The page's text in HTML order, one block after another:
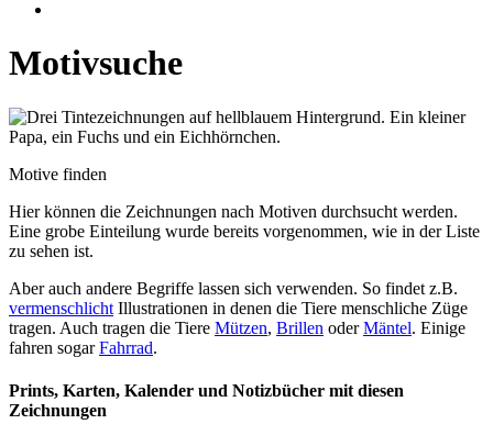
Motivsuche
Motive finden
Hier können die Zeichnungen nach Motiven durchsucht werden.
Eine grobe Einteilung wurde bereits vorgenommen, wie in der Liste
zu sehen ist.
Aber auch andere Begriffe lassen sich verwenden. So findet z.B.
vermenschlicht Illustrationen in denen die Tiere menschliche Züge
tragen. Auch tragen die Tiere Mützen, Brillen oderMäntel. Einige
fahren sogarFahrrad.
Prints, Karten, Kalender und Notizbücher mit diesen
Zeichnungen